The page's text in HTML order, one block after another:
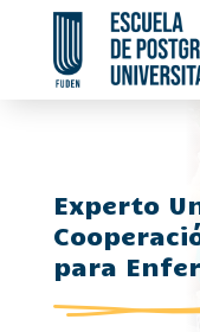
Experto
para